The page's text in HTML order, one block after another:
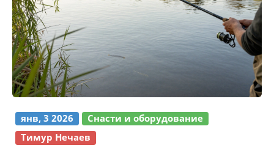
янв, 3 2026
Снасти и оборудование
Тимур Нечаев